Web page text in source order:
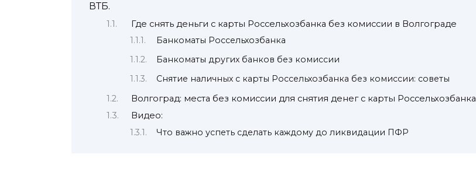
ВТБ.
Где снять деньги с карты Россельхозбанка без комиссии в Волгограде
Банкоматы Россельхозбанка
Банкоматы других банков без комиссии
Снятие наличных с карты Россельхозбанка без комиссии: советы
Волгоград: места без комиссии для снятия денег с карты Россельхозбанка
Видео:
Что важно успеть сделать каждому до ликвидации ПФР